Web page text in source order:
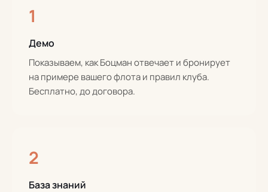
1
Демо
Показываем, как Боцман отвечает и бронирует
на примере вашего флота и правил клуба.
Бесплатно, до договора.
2
База знаний